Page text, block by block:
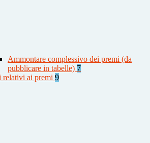
Ammontare complessivo dei premi (da
pubblicare in tabelle) 7
relativi ai premi 9